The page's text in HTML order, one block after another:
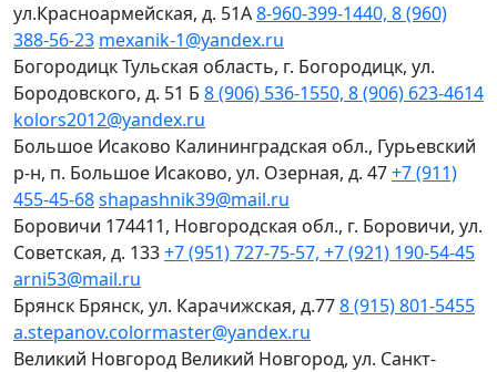
ул.Красноармейская, д. 51А8-960-399-1440, 8 (960)
388-56-23 mexanik-1@yandex.ru
БогородицкТульская область, г. Богородицк, ул.
Бородовского, д. 51 Б 8 (906) 536-1550, 8 (906) 623-4614
kolors2012@yandex.ru
Большое Исаково Калининградская обл., Гурьевский
р-н, п. Большое Исаково, ул. Озерная, д. 47+7 (911)
455-45-68shapashnik39@mail.ru
Боровичи 174411, Новгородская обл., г. Боровичи, ул.
Советская, д. 133+7 (951) 727-75-57, +7 (921) 190-54-45
arni53@mail.ru
Брянск Брянск, ул. Карачижская, д.778 (915) 801-5455
a.stepanov.colormaster@yandex.ru
Великий Новгород Великий Новгород, ул. Санкт-